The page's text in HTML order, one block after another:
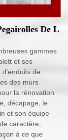
De L
gammes
et ses
de
des murs
la rénovation
décapage, le
et son équipe
caractère,
à ce que